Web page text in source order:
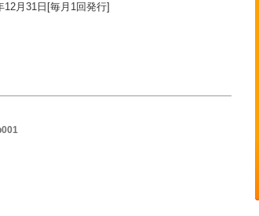
12月31日[毎月1回発行]